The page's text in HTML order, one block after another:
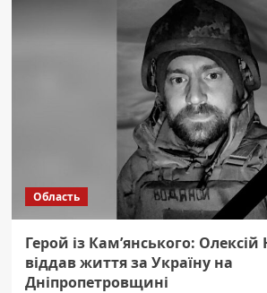
Область
Герой із Кам’янського:
віддав життя за Україну на
Дніпропетровщині